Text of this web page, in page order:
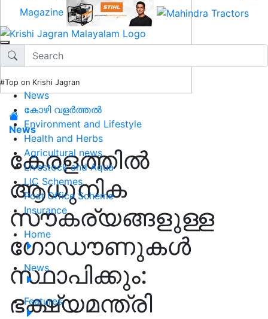
Magazine
#Top on Krishi Jagran
News
കോഴി വളർത്തൽ
Environment and Lifestyle
Health and Herbs
Agricultural news
Livestock and Aqua
LIC Schemes
Post Office Scheme
Insurance
Home
News
Features
News
കേരളത്തിൽ
ആധുനിക
സൗകര്യങ്ങളുള്ള
ഗോഡൗണുകള്‍
സ്ഥാപിക്കും:
ഭക്ഷ്യമന്ത്രി